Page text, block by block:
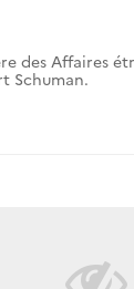
des Affaires
Schuman.